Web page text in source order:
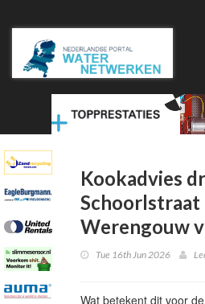
Kookadvies
Schoorlstraat
Werengouw
Tue 16th Jun 2026
Wat betekent dit voor